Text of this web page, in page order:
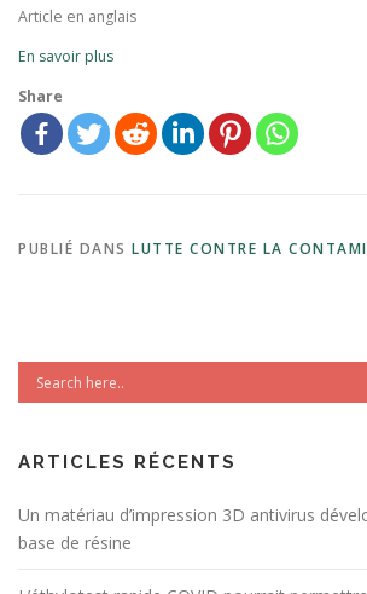
Article en anglais
En savoir plus
Share
PUBLIÉ DANS LUTTE CONTRE LA
ARTICLES RÉCENTS
Un matériau d’impression 3D antivirus
base de résine